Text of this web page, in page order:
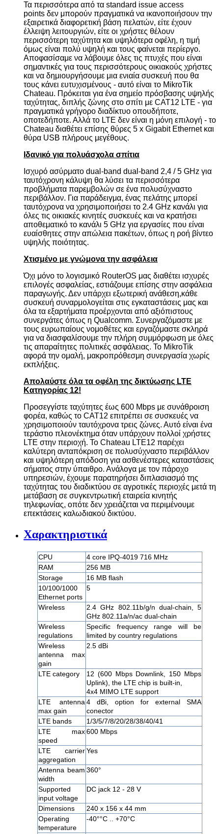
Τα περισσότερα από τα standard issue access
points δεν μπορούν πραγματικά να ικανοποιήσουν την
εξαιρετικά διαφορετική βάση πελατών, είτε έχουν
έλλειψη λειτουργιών, είτε οι χρήστες θέλουν
περισσότερη ταχύτητα και υψηλότερα οφέλη, η τιμή
όμως είναι πολύ υψηλή και τους φαίνεται περίεργο.
Αποφασίσαμε να λάβουμε όλες τις πτυχές που είναι
σημαντικές για τους περισσότερους οικιακούς χρήστες
και να δημιουργήσουμε μια ενιαία συσκευή που θα
τους κάνει ευτυχισμένους - αυτό είναι το MikroTik
Chateau. Πρόκειται για ένα σημείο πρόσβασης υψηλής
ταχύτητας, διπλής ζώνης στο σπίτι με CAT12 LTE - για
πραγματικά γρήγορο διαδίκτυο οπουδήποτε,
οποτεδήποτε. Αλλά το LTE δεν είναι η μόνη επιλογή - το
Chateau διαθέτει επίσης θύρες 5 x Gigabit Ethernet και
θύρα USB πλήρους μεγέθους.
Ιδανικό για πολυάσχολα σπίτια
Ισχυρό ασύρματο dual-band dual-band 2,4 / 5 GHz για
ταυτόχρονη κάλυψη θα λύσει τα περισσότερα
προβλήματα παρεμβολών σε ένα πολυσύχναστο
περιβάλλον. Για παράδειγμα, ένας πελάτης μπορεί
ταυτόχρονα να χρησιμοποιήσει το 2.4 GHz κανάλι για
όλες τις οικιακές κινητές συσκευές και να κρατήσει
αποθεματικό το κανάλι 5 GHz για εργασίες που είναι
ευαίσθητες στην απώλεια πακέτων, όπως η ροή βίντεο
υψηλής ποιότητας.
Χτισμένο με γνώμονα την ασφάλεια
Όχι μόνο το λογισμικό RouterOS μας διαθέτει ισχυρές
επιλογές ασφαλείας, εστιάζουμε επίσης στην ασφάλεια
παραγωγής. Δεν υπάρχει εξωτερική ανάθεση,κάθε
συσκευή συναρμολογείται στις εγκαταστάσεις μας και
όλα τα εξαρτήματα προέρχονται από αξιόπιστους
συνεργάτες όπως η Qualcomm. Συνεργαζόμαστε με
τους ευρωπαίους νομοθέτες και εργαζόμαστε σκληρά
για να διασφαλίσουμε την πλήρη συμμόρφωση με όλες
τις απαραίτητες πολιτικές ασφάλειας. Το MikroTik
αφορά την ομαλή, μακροπρόθεσμη συνεργασία χωρίς
εκπλήξεις.
Απολαύστε όλα τα οφέλη της δικτύωσης LTE
Κατηγορίας 12!
Προσεγγίστε ταχύτητες έως 600 Mbps με συνάθροιση
φορέα, καθώς το CAT12 επιτρέπει σε συσκευές να
χρησιμοποιούν ταυτόχρονα τρεις ζώνες. Αυτό είναι ένα
τεράστιο πλεονέκτημα όταν υπάρχουν πολλοί χρήστες
LTE στην περιοχή. Το Chateau LTE12 παρέχει
καλύτερη ανταπόκριση σε πολυσύχναστο περιβάλλον
και υψηλότερη απόδοση για ασθενέστερες καταστάσεις
σήματος στην ύπαιθρο. Ανάλογα με τον πάροχο
υπηρεσιών, έχουμε παρατηρήσει διπλασιασμό της
ταχύτητας του διαδικτύου σε αγροτικές περιοχές μετά τη
μετάβαση σε συγκεντρωτική εταιρεία κινητής
τηλεφωνίας, οπότε δεν χρειάζεται να περιμένουμε
επεκτάσεις καλωδιακού δικτύου.
Χαρακτηριστικά
CPU
4 core IPQ-4019 716 MHz
RAM
256 MB
Storage
16 MB flash
10/100/1000
Ethernet ports
5
Wireless
2.4 GHz 802.11b/g/n dual-chain, 5
GHz 802.11a/n/ac dual-chain
Wireless
regulations
Specific frequency range will be
limited by country regulations
Wireless
antenna max
gain
2.5 dBi
LTE category
12 (600 Mbps Downlink, 150 Mbps
Uplink), the LTE chip is built-in,
4x4 MIMO LTE support
LTE antenna
max gain
4 dBi, option for external SMA
conector
LTE bands
1/3/5/7/8/20/28/38/40/41
LTE max
speed
600 Mbps
LTE carrier
aggregation
Yes
Antenna beam
width
360°
Supported
input voltage
DC jack 12 - 28 V
Dimensions
240 x 156 x 44 mm
Operating
temperature
-40°°C .. +70°C